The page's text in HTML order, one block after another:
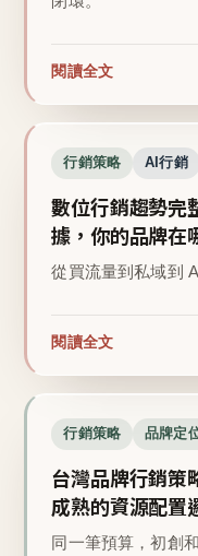
閱讀全文
行銷策略 AI行銷
數位行銷趨勢完
據，你的品牌在
從買流量到私域到
閱讀全文
行銷策略 品牌定
台灣品牌行銷策
成熟的資源配置
同一筆預算，初創